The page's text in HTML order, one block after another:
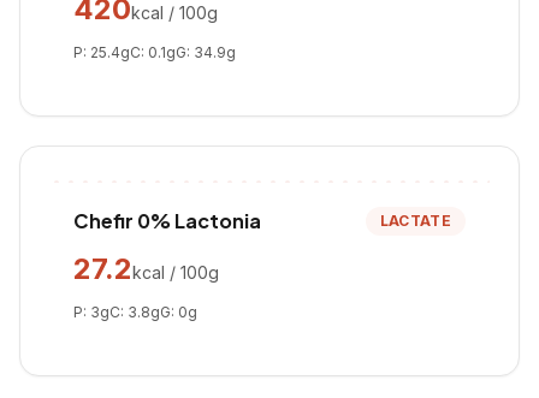
420kcal / 100g
P: 25.4gC: 0.1gG: 34.9g
Chefir 0% Lactonia LACTATE
27.2kcal / 100g
P: 3gC: 3.8gG: 0g